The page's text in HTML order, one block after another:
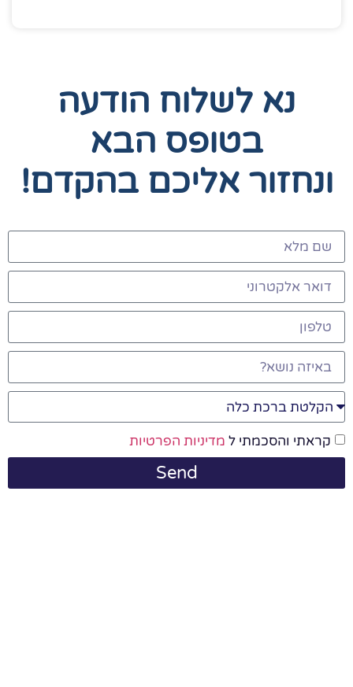
נא לשלוח הודעה
בטופס הבא
ונחזור אליכם בהקדם!
קראתי והסכמתי ל מדיניות הפרטיות
Send